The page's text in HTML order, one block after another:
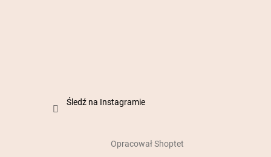
Śledź na Instagramie
Opracował Shoptet